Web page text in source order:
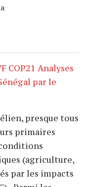
COP21 Analyses
par le
presque tous
primaires
(agriculture,
par les impacts